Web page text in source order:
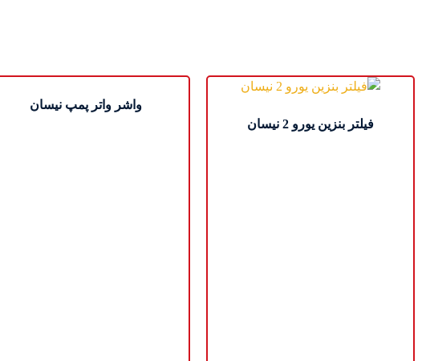
فیلتر بنزین یورو 2 نیسان
واشر واتر پمپ نیسان